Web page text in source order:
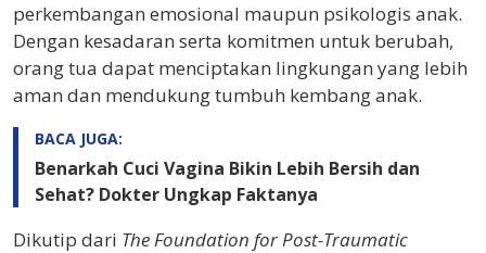
perkembangan emosional maupun psikologis anak.
Dengan kesadaran serta komitmen untuk berubah,
orang tua dapat menciptakan lingkungan yang lebih
aman dan mendukung tumbuh kembang anak.
BACA JUGA:
Benarkah Cuci Vagina Bikin Lebih Bersih dan
Sehat? Dokter Ungkap Faktanya
Dikutip dari The Foundation for Post-Traumatic